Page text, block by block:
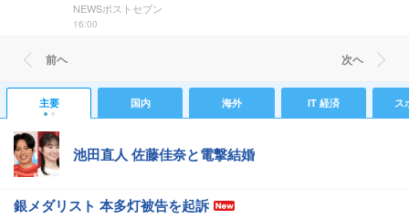
NEWSポストセブン
16:00
前ヘ 次ヘ
主要 国内 海外 IT 経済 ス
池田直人 佐藤佳奈と電撃結婚
銀メダリスト 本多灯被告を起訴